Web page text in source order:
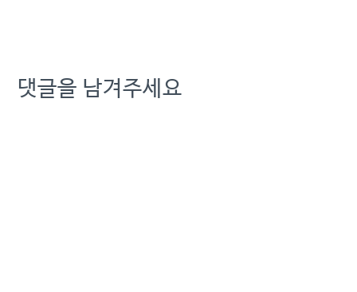
댓글을 남겨주세요